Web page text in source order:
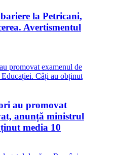
la Petricani,
Avertismentul
au promovat
anunță ministrul
media 10